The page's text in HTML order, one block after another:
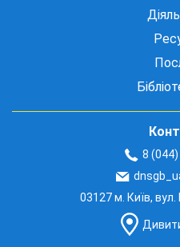
8
03127 м. Київ, вул.